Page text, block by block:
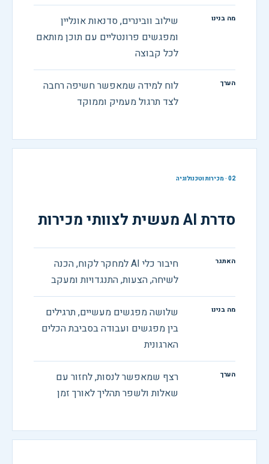
מה בנינו
שילוב וובינרים, סדנאות אונליין
ומפגשים פרונטליים עם תוכן מותאם
לכל קבוצה
הערך
לוח למידה שמאפשר חשיפה רחבה
לצד תרגול מעמיק וממוקד
02
·מכירות וטכנולוגיה
סדרת AI מעשית לצוותי מכירות
האתגר
חיבור כלי AI למחקר לקוח, הכנה
לשיחה, הצעות, התנגדויות ומעקב
מה בנינו
שלושה מפגשים מעשיים, תרגילים
בין מפגשים ועבודה בסביבת הכלים
הארגונית
הערך
רצף שמאפשר לנסות, לחזור עם
שאלות ולשפר תהליך לאורך זמן